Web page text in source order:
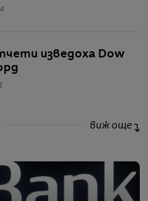
изведоха Dow
виж още